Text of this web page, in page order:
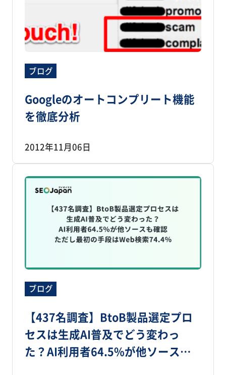
ブログ
Googleのオートコンプリート機能
を徹底分析
2012年11月06日
ブログ
【437名調査】BtoB製品選定プロ
セスは生成AI普及でどう変わっ
た？AI利用者64.5%が他ソースも